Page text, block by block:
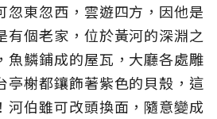
忽東忽西，雲遊四方，因他是
有個老家，位於黃河的深淵之
魚鱗鋪成的屋瓦，大廳各處雕
亭榭都鑲飾著紫色的貝殼，這
河伯雖可改頭換面，隨意變成